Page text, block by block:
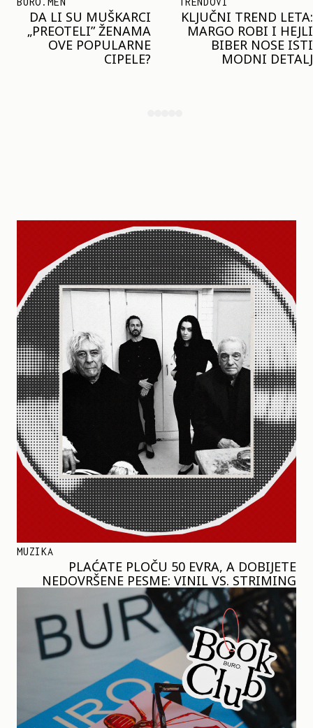
KLJUČNI TREND LETA:
MARGO ROBI I HEJLI
BIBER NOSE ISTI
MODNI DETALJ
JOŠ JE RANO ZA JAKNE
– ALI U RESERVED JE
STIGAO MODEL KOJI
ĆE BITI VELIKI TREND
MUZIKA
PLAĆATE PLOČU 50 EVRA, A DOBIJETE
NEDOVRŠENE PESME: VINIL VS. STRIMING